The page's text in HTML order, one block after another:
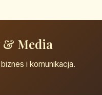
& Media
i komunikacja.